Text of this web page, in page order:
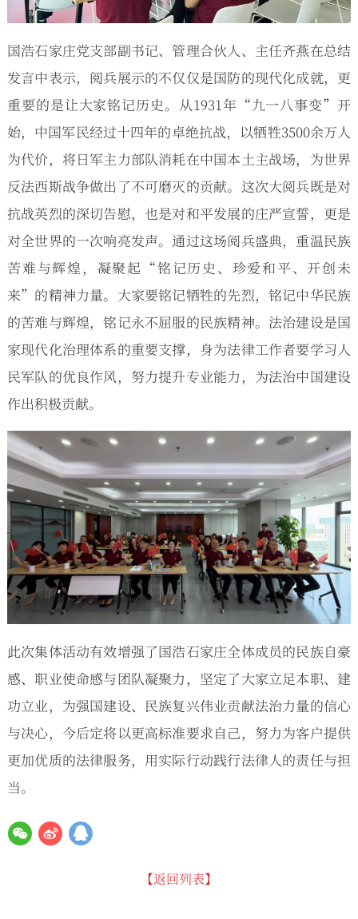
国浩石家庄党支部副书记、管理合伙人、主任齐燕在总结
发言中表示，阅兵展示的不仅仅是国防的现代化成就，更
重要的是让大家铭记历史。从1931年“九一八事变”开
始，中国军民经过十四年的卓绝抗战，以牺牲3500余万人
为代价，将日军主力部队消耗在中国本土主战场，为世界
反法西斯战争做出了不可磨灭的贡献。这次大阅兵既是对
抗战英烈的深切告慰，也是对和平发展的庄严宣誓，更是
对全世界的一次响亮发声。通过这场阅兵盛典，重温民族
苦难与辉煌，凝聚起“铭记历史、珍爱和平、开创未
来”的精神力量。大家要铭记牺牲的先烈，铭记中华民族
的苦难与辉煌，铭记永不屈服的民族精神。法治建设是国
家现代化治理体系的重要支撑，身为法律工作者要学习人
民军队的优良作风，努力提升专业能力，为法治中国建设
作出积极贡献。
此次集体活动有效增强了国浩石家庄全体成员的民族自豪
感、职业使命感与团队凝聚力，坚定了大家立足本职、建
功立业，为强国建设、民族复兴伟业贡献法治力量的信心
与决心，今后定将以更高标准要求自己，努力为客户提供
更加优质的法律服务，用实际行动践行法律人的责任与担
当。
【返回列表】